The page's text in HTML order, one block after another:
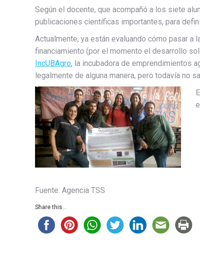
Según el docente, que acompañó a los siete
publicaciones científicas importantes, para
Actualmente, ya están evaluando cómo pasar
financiamiento (por el momento el desarrollo
IncUBAgro, la incubadora de emprendimientos
legalmente de alguna manera, pero todavía no
Fuente: Agencia TSS
Share this...